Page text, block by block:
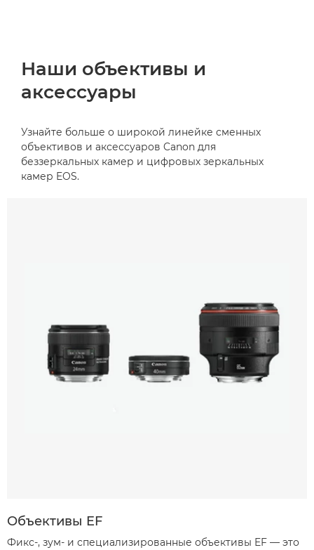
Наши объективы и
аксессуары
Узнайте больше о широкой линейке сменных
объективов и аксессуаров Canon для
беззеркальных камер и цифровых зеркальных
камер EOS.
Объективы EF
Фикс-, зум- и специализированные объективы EF — это